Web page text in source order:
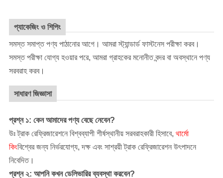
প্যাকেজিং ও শিপিং
সমস্ত সমাপ্ত পণ্য পাঠানোর আগে। আমরা স্ট্যান্ডার্ড ফাস্টনেস পরীক্ষা করব।
সমস্ত পরীক্ষা যোগ্য হওয়ার পরে, আমরা গ্রাহকের মনোনীত বন্দর বা অবস্থানে পণ্য
সরবরাহ করব।
সাধারণ জিজ্ঞাসা
প্রশ্ন ১: কেন আমাদের পণ্য বেছে নেবেন?
উঃ ট্রাক রেফ্রিজারেশনে বিশ্বব্যাপী শীর্ষস্থানীয় সরবরাহকারী হিসাবে, থার্মো
কিংবিশ্বের জন্য নির্ভরযোগ্য, দক্ষ এবং সাশ্রয়ী ট্রাক রেফ্রিজারেশন উৎপাদনে
নিবেদিত।
প্রশ্ন ২: আপনি কখন ডেলিভারির ব্যবস্থা করবেন?